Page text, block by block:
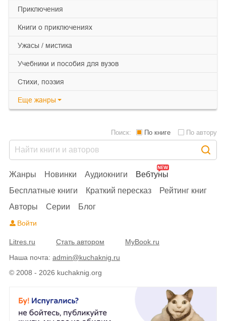
приключения
книги о приключениях
ужасы / мистика
учебники и пособия для вузов
cтихи, поэзия
Еще жанры
© 2008 - 2026 kuchaknig.org
Жанры Новинки Аудиокниги
Вебтуны
Бесплатные книги
Краткий пересказ
Рейтинг книг
Авторы
Серии Блог
Поиск: По книге По автору
Войти
Litres.ru Стать автором
MyBook.ru
Наша почта: admin@kuchaknig.ru